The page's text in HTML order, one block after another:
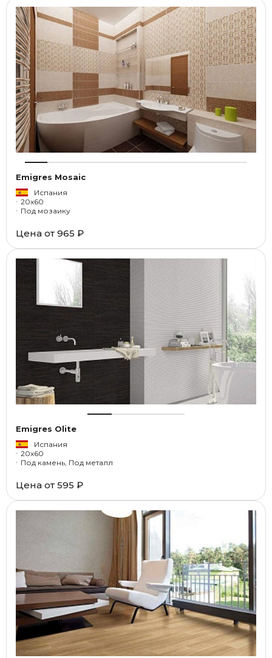
Emigres Mosaic
Испания
20x60
Под мозаику
Цена от 965 ₽
Emigres Olite
Испания
20x60
Под камень, Под металл
Цена от 595 ₽